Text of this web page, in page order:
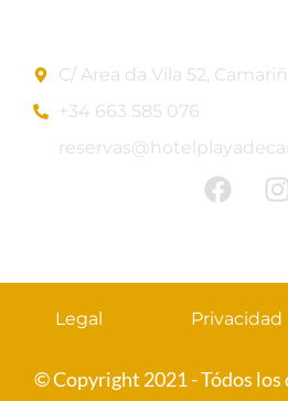
C/ Area da Vila 52,
+34 663 585 076
© Copyright 2021 - Tódos los
Legal Privacidad